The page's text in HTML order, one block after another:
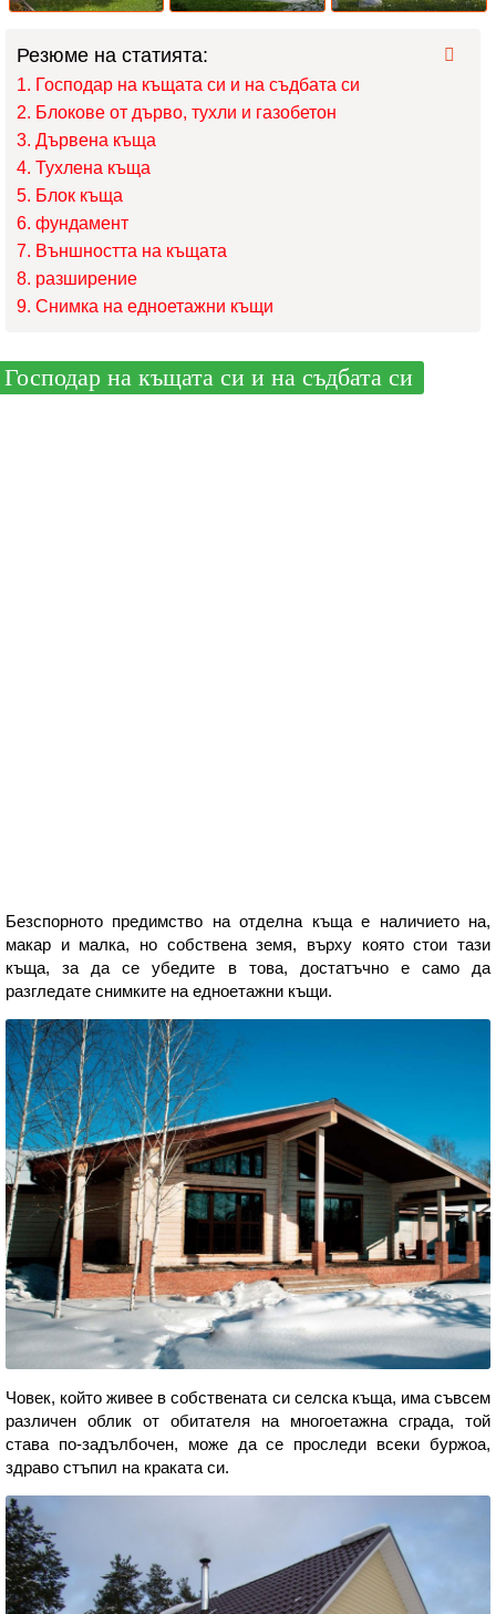
Резюме на статията:
Господар на къщата си и на съдбата си
Блокове от дърво, тухли и газобетон
Дървена къща
Тухлена къща
Блок къща
фундамент
Външността на къщата
разширение
Снимка на едноетажни къщи
Господар на къщата си и на съдбата си
Безспорното предимство на отделна къща е наличието на,
макар и малка, но собствена земя, върху която стои тази
къща, за да се убедите в това, достатъчно е само да
разгледате снимките на едноетажни къщи.
Човек, който живее в собствената си селска къща, има съвсем
различен облик от обитателя на многоетажна сграда, той
става по-задълбочен, може да се проследи всеки буржоа,
здраво стъпил на краката си.